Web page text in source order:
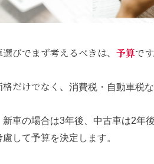
選びでまず考えるべきは、 予算です
だけでなく、 消費税・自動車税
新車の場合は3年後、 中古車は2年
して予算を決定します。